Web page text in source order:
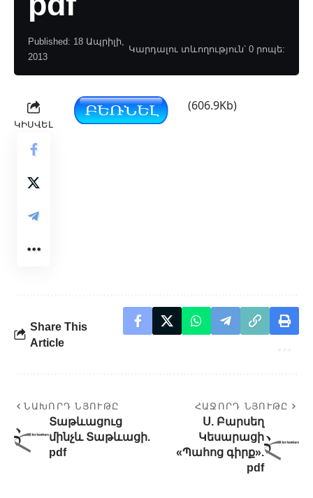
Published: 18 Ապրիլի,
2013
Կարդալու տևողություն՝ 0 րոպե:
ԿԻՍՎԵԼ
(606.9Kb)
Share This
Article
ՆԱԽՈՐԴ ՆՅՈՒԹԸ
Տաթևացուց
մինչև Տաթևացի.
pdf
ՀԱՋՈՐԴ ՆՅՈՒԹԸ
Ս. Բարսեղ
Կեսարացի
«Պահոց գիրք».
pdf